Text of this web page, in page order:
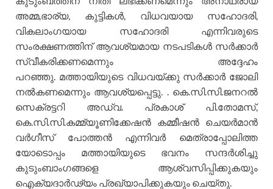
അമ്മ,ഭാര്യ, കുട്ടികൾ, വിധവയായ സഹോദരി,
വികലാംഗയായ സഹോദരി എന്നിവരുടെ
സംരക്ഷണത്തിന് ആവശ്യമായ നടപടികൾ സർക്കാർ
സ്വീകരിക്കണമെന്നും അദ്ദേഹം
പറഞ്ഞു. മത്തായിയുടെ വിധവയ്ക്കു സർക്കാർ ജോലി
നൽകണമെന്നും ആവശ്യപ്പെട്ടു. . കെ.സി.സി.ജനറൽ
സെക്രട്ടറി അഡ്വ. പ്രകാശ് പി.തോമസ്,
കെ.സി.സി.കമ്മ്യൂണിക്കേഷൻ കമ്മീഷൻ ചെയർമാൻ
വർഗീസ് പോത്തൻ എന്നിവർ മെത്രാപ്പോലിത്ത
യോടൊപ്പം മത്തായിയുടെ ഭവനം സന്ദർശിച്ചു
കുടുംബാംഗങ്ങളെ ആശ്വസിപ്പിക്കുകയും
ഐക്യദാർഢ്യം പ്രഖ്യാപിക്കുകയും ചെയ്തു.